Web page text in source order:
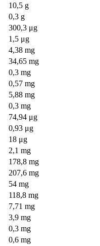
10,5 g
0,3 g
300,3 μg
1,5 μg
4,38 mg
34,65 mg
0,3 mg
0,57 mg
5,88 mg
0,3 mg
74,94 μg
0,93 μg
18 μg
2,1 mg
178,8 mg
207,6 mg
54 mg
118,8 mg
7,71 mg
3,9 mg
0,3 mg
0,6 mg